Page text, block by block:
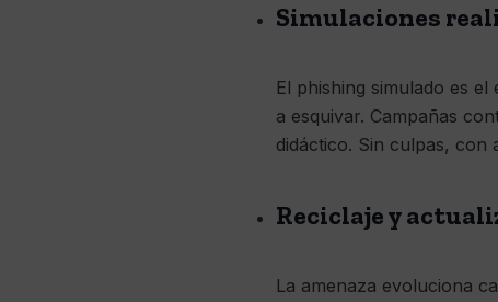
Simulaciones
El phishing simulado es
a esquivar. Campañas
didáctico. Sin culpas, con
Reciclaje y
La amenaza evoluciona